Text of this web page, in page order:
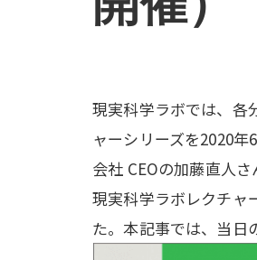
現実科学ラボでは、各
ャーシリーズを2020
会社 CEOの加藤直人
現実科学ラボレクチャ
た。本記事では、当日